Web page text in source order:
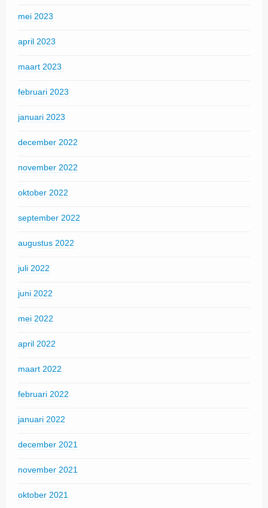
mei 2023
april 2023
maart 2023
februari 2023
januari 2023
december 2022
november 2022
oktober 2022
september 2022
augustus 2022
juli 2022
juni 2022
mei 2022
april 2022
maart 2022
februari 2022
januari 2022
december 2021
november 2021
oktober 2021